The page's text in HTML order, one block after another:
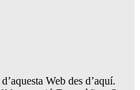
d’aquesta Web des d’aquí.